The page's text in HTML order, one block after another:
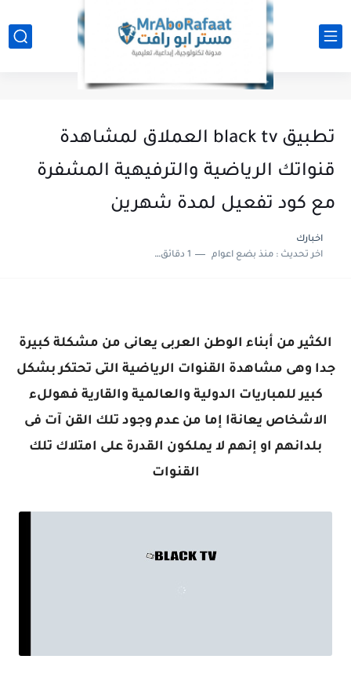
تطبيق black tv العملاق لمشاهدة
قنواتك الرياضية والترفيهية المشفرة
مع كود تفعيل لمدة شهرين
اخبارك
اخر تحديث :منذ بضع اعوام 1 دقائق للقراءة
الكثير من أبناء الوطن العربى يعانى من مشكلة كبيرة
جدا وهى مشاهدة القنوات الرياضية التى تحتكر بشكل
كبير للمباريات الدولية والعالمية والقارية فهوللء
الاشخاص يعانةا إما من عدم وجود تلك القن آت فى
بلدانهم او إنهم لا يملكون القدرة على امتلاك تلك
القنوات